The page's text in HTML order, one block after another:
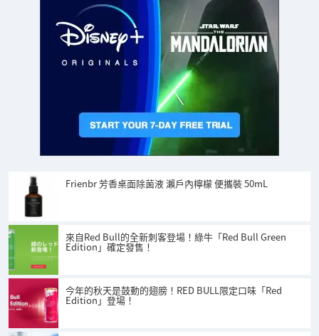
Frienbr 芳香桌面除菌液 瀨戶內檸檬 便攜裝 50mL
來自Red Bull的全新刺客登場！綠牛「Red Bull Green
Edition」確定發售！
今年的秋天是鼓動的翅膀！RED BULL限定口味「Red
Edition」登場！